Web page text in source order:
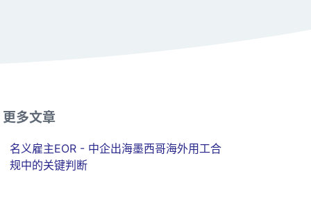
更多文章
名义雇主EOR - 中企出海墨西哥海外用工合
规中的关键判断